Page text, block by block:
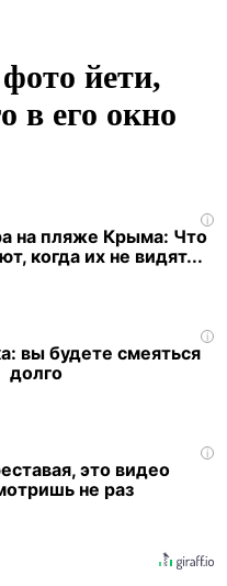
йети,
в его окно
i
на пляже Крыма: Что
когда их не видят...
i
вы будете смеяться
долго
i
это видео
не раз